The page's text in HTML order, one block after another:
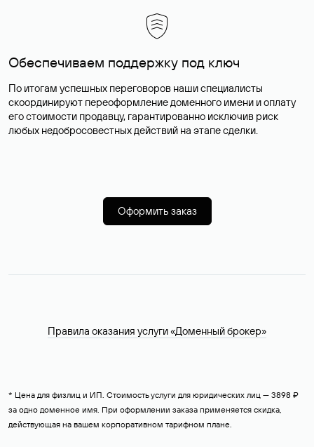
Обеспечиваем поддержку под ключ
По итогам успешных переговоров наши специалисты
скоординируют переоформление доменного имени и оплату
его стоимости продавцу, гарантированно исключив риск
любых недобросовестных действий на этапе сделки.
Оформить заказ
Правила оказания услуги «Доменный брокер»
* Цена для физлиц и ИП. Стоимость услуги для юридических лиц — 3898 ₽
за одно доменное имя. При оформлении заказа применяется скидка,
действующая на вашем корпоративном тарифном плане.